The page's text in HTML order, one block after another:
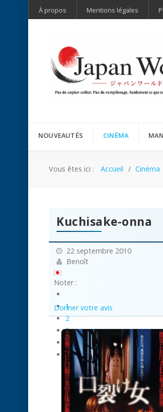
À propos Mentions légales
NOUVEAUTÉS CINÉMA
Vous êtes ici : Accueil Cinéma
Kuchisake-onna
22 septembre 2010
Benoît
Noter :
1
2
3
4
5
Donner votre avis